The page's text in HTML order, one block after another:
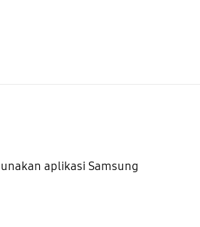
aplikasi Samsung